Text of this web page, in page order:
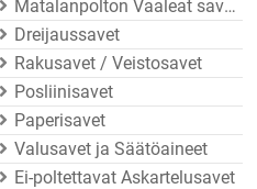
Matalanpolton Vaaleat savet
Dreijaussavet
Rakusavet / Veistosavet
Posliinisavet
Paperisavet
Valusavet ja Säätöaineet
Ei-poltettavat Askartelusavet